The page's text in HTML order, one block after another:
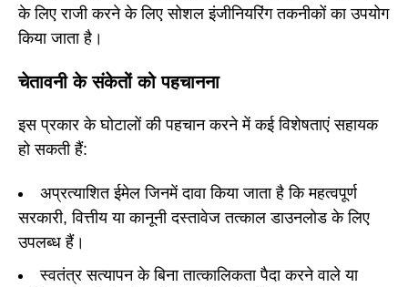
के लिए राजी करने के लिए सोशल इंजीनियरिंग तकनीकों का उपयोग
किया जाता है।
चेतावनी के संकेतों को पहचानना
इस प्रकार के घोटालों की पहचान करने में कई विशेषताएं सहायक
हो सकती हैं:
अप्रत्याशित ईमेल जिनमें दावा किया जाता है कि महत्वपूर्ण
सरकारी, वित्तीय या कानूनी दस्तावेज तत्काल डाउनलोड के लिए
उपलब्ध हैं।
स्वतंत्र सत्यापन के बिना तात्कालिकता पैदा करने वाले या